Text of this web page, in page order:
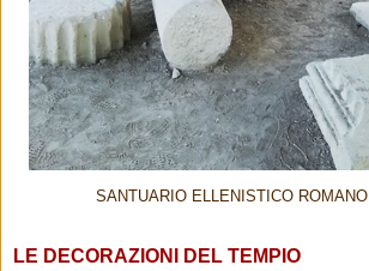
SANTUARIO ELLENISTICO
LE DECORAZIONI DEL TEMPIO